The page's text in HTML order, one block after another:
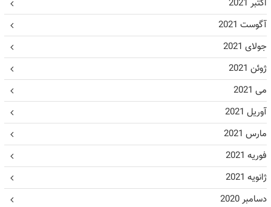
اکتبر 2021
آگوست 2021
جولای 2021
ژوئن 2021
می 2021
آوریل 2021
مارس 2021
فوریه 2021
ژانویه 2021
دسامبر 2020